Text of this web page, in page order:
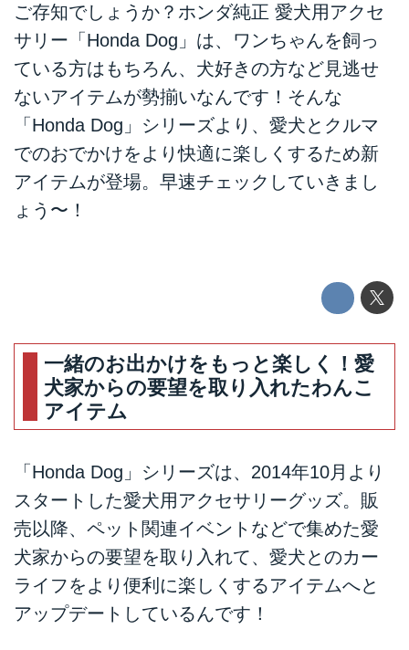
ご存知でしょうか？ホンダ純正 愛犬用アクセ
サリー「Honda Dog」は、ワンちゃんを飼っ
ている方はもちろん、犬好きの方など見逃せ
ないアイテムが勢揃いなんです！そんな
「Honda Dog」シリーズより、愛犬とクルマ
でのおでかけをより快適に楽しくするため新
アイテムが登場。早速チェックしていきまし
ょう〜！
一緒のお出かけをもっと楽しく！愛
犬家からの要望を取り入れたわんこ
アイテム
「Honda Dog」シリーズは、2014年10月より
スタートした愛犬用アクセサリーグッズ。販
売以降、ペット関連イベントなどで集めた愛
犬家からの要望を取り入れて、愛犬とのカー
ライフをより便利に楽しくするアイテムへと
アップデートしているんです！